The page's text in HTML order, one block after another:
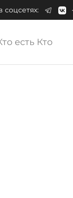
соцсетях:
есть Кто